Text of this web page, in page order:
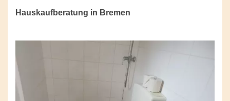
Hauskaufberatung in Bremen